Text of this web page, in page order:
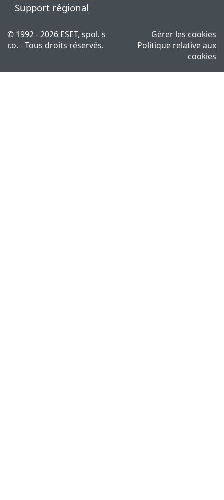
Support régional
© 1992 - 2026 ESET, spol. s
r.o. - Tous droits réservés.
Gérer les cookies
Politique relative aux
cookies